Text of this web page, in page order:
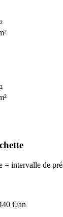
= intervalle de
€/an